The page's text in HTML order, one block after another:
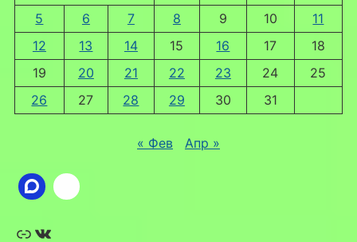
5
6 7 8 9 10
11
12
13 14 15 16 17
18
19
20 21 22 23 24
25
26
27 28 29 30 31
« Фев Апр »
Ссылка